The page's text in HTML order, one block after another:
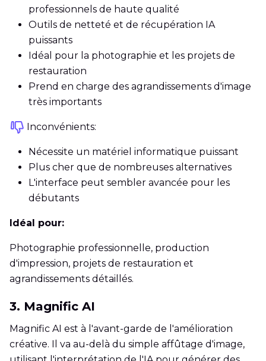
professionnels de haute qualité
Outils de netteté et de récupération IA
puissants
Idéal pour la photographie et les projets de
restauration
Prend en charge des agrandissements d'image
très importants
Inconvénients:
Nécessite un matériel informatique puissant
Plus cher que de nombreuses alternatives
L'interface peut sembler avancée pour les
débutants
Idéal pour:
Photographie professionnelle, production
d'impression, projets de restauration et
agrandissements détaillés.
3. Magnific AI
Magnific AI est à l'avant-garde de l'amélioration
créative. Il va au-delà du simple affûtage d'image,